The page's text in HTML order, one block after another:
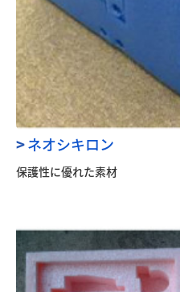
設備
光学材料加工
建材(内装仕上工事)
採用情報
募集要項（営業）
お問い合わせ
>ネオシキロン
保護性に優れた素材